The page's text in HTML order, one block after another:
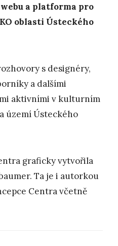
a platforma pro
oblasti Ústeckého
s designéry,
a dalšími
aktivními v kulturním
území Ústeckého
graficky vytvořila
Ta je i autorkou
Centra včetně